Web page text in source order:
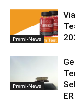
Promi-News
Promi-News